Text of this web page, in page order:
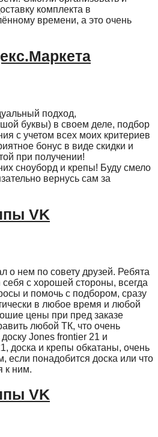
комплекта в
времени, а это очень
подход,
буквы) в своем деле, подбор
с учетом всех моих критериев
бонус в виде скидки и
при получении!
сноуборд и крепы! Буду смело
вернусь сам за
VK
о нем по совету друзей. Ребята
с хорошей стороны, всегда
и помочь с подбором, сразу
в любое время и любой
цены при пред заказе
любой ТК, что очень
Jones frontier 21 и
доска и крепы обкатаны, очень
если понадобится доска или что
к ним.
VK